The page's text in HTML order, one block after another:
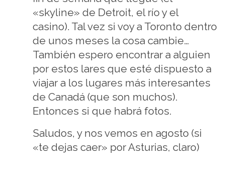
«skyline» de Detroit, el río y el
casino). Tal vez si voy a Toronto dentro
de unos meses la cosa cambie…
También espero encontrar a alguien
por estos lares que esté dispuesto a
viajar a los lugares más interesantes
de Canadá (que son muchos).
Entonces si que habrá fotos.
Saludos, y nos vemos en agosto (si
«te dejas caer» por Asturias, claro)